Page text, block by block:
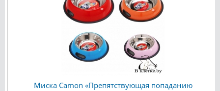
Миска Camon «Препятствующая попаданию